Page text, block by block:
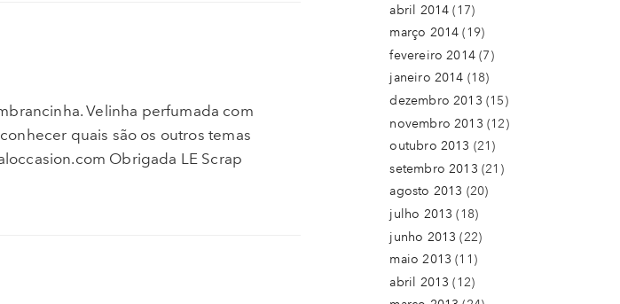
Velinha perfumada com
quais são os outros temas
Obrigada LE Scrap
abril 2014 (17)
março 2014 (19)
fevereiro 2014(7)
janeiro 2014 (18)
dezembro 2013 (15)
novembro 2013 (12)
outubro 2013 (21)
setembro 2013 (21)
agosto 2013 (20)
julho 2013 (18)
junho 2013 (22)
maio 2013 (11)
abril 2013 (12)